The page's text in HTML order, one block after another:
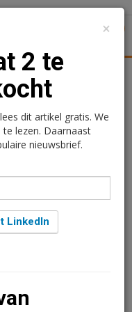
Werk
BRiQ real estate
Hoefsmidstraat 2 te
Park Wonen
×
2 te
dit artikel gratis. We
lezen. Daarnaast
nieuwsbrief.
LinkedIn